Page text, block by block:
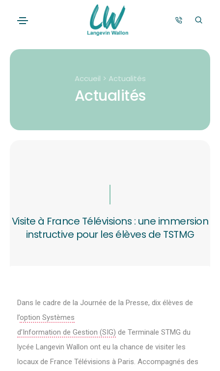
Accueil > Actualités
Actualités
Visite à France Télévisions : une immersion
instructive pour les élèves de TSTMG
Dans le cadre de la Journée de la Presse, dix élèves de
l’option Systèmes
d’Information de Gestion (SIG) de Terminale STMG du
lycée Langevin Wallon ont eu la chance de visiter les
locaux de France Télévisions à Paris. Accompagnés des